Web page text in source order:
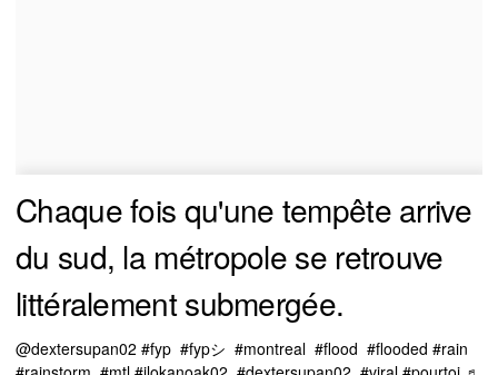
Chaque fois qu'une tempête arrive
du sud, la métropole se retrouve
littéralement submergée.
@dextersupan02 #fyp #fypシ #montreal #flood #flooded #rain